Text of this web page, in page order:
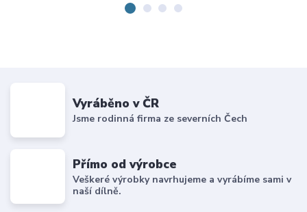
Vyráběno v ČR
Jsme rodinná firma ze severních Čech
Přímo od výrobce
Veškeré výrobky navrhujeme a vyrábíme sami v
naší dílně.